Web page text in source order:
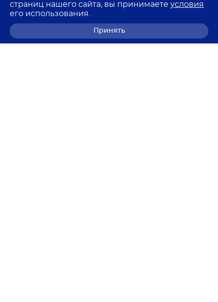
страниц нашего сайта, вы принимаете условия
его использования.
Принять